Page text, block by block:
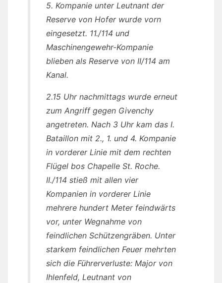
5. Kompanie unter Leutnant der
Reserve von Hofer wurde vorn
eingesetzt. 11./114 und
Maschinengewehr-Kompanie
blieben als Reserve von II/114 am
Kanal.
2.15 Uhr nachmittags wurde erneut
zum Angriff gegen Givenchy
angetreten. Nach 3 Uhr kam das I.
Bataillon mit 2., 1. und 4. Kompanie
in vorderer Linie mit dem rechten
Flügel bos Chapelle St. Roche.
II./114 stieß mit allen vier
Kompanien in vorderer Linie
mehrere hundert Meter feindwärts
vor, unter Wegnahme von
feindlichen Schützengräben. Unter
starkem feindlichen Feuer mehrten
sich die Führerverluste: Major von
Ihlenfeld, Leutnant von